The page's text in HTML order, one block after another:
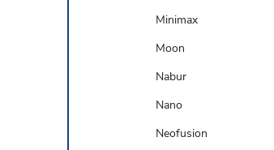
Minimax
Moon
Nabur
Nano
Neofusion